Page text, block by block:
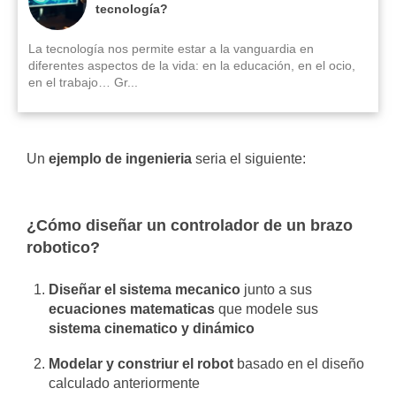
tecnología?
La tecnología nos permite estar a la vanguardia en
diferentes aspectos de la vida: en la educación, en el ocio,
en el trabajo… Gr...
Un ejemplo de ingenieria seria el siguiente:
¿Cómo diseñar un controlador de un brazo
robotico?
Diseñar el sistema mecanico junto a sus
ecuaciones matematicas que modele sus
sistema cinematico y dinámico
Modelar y constriur el robot basado en el diseño
calculado anteriormente